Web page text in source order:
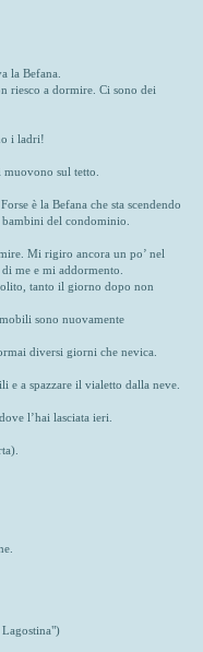
la Befana.
riesco a dormire. Ci sono dei
i ladri!
sul tetto.
è la Befana che sta scendendo
del condominio.
Mi rigiro ancora un po’ nel
me e mi addormento.
tanto il giorno dopo non
sono nuovamente
diversi giorni che nevica.
e a spazzare il vialetto dalla neve.
l’hai lasciata ieri.